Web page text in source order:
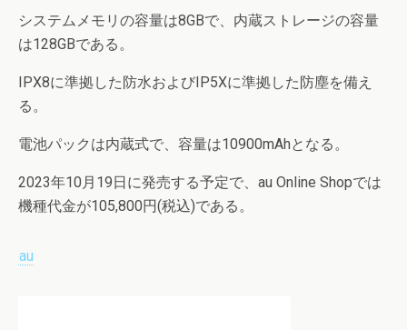
システムメモリの容量は8GBで、内蔵ストレージの容量
は128GBである。
IPX8に準拠した防水およびIP5Xに準拠した防塵を備え
る。
電池パックは内蔵式で、容量は10900mAhとなる。
2023年10月19日に発売する予定で、au Online Shopでは
機種代金が105,800円(税込)である。
au